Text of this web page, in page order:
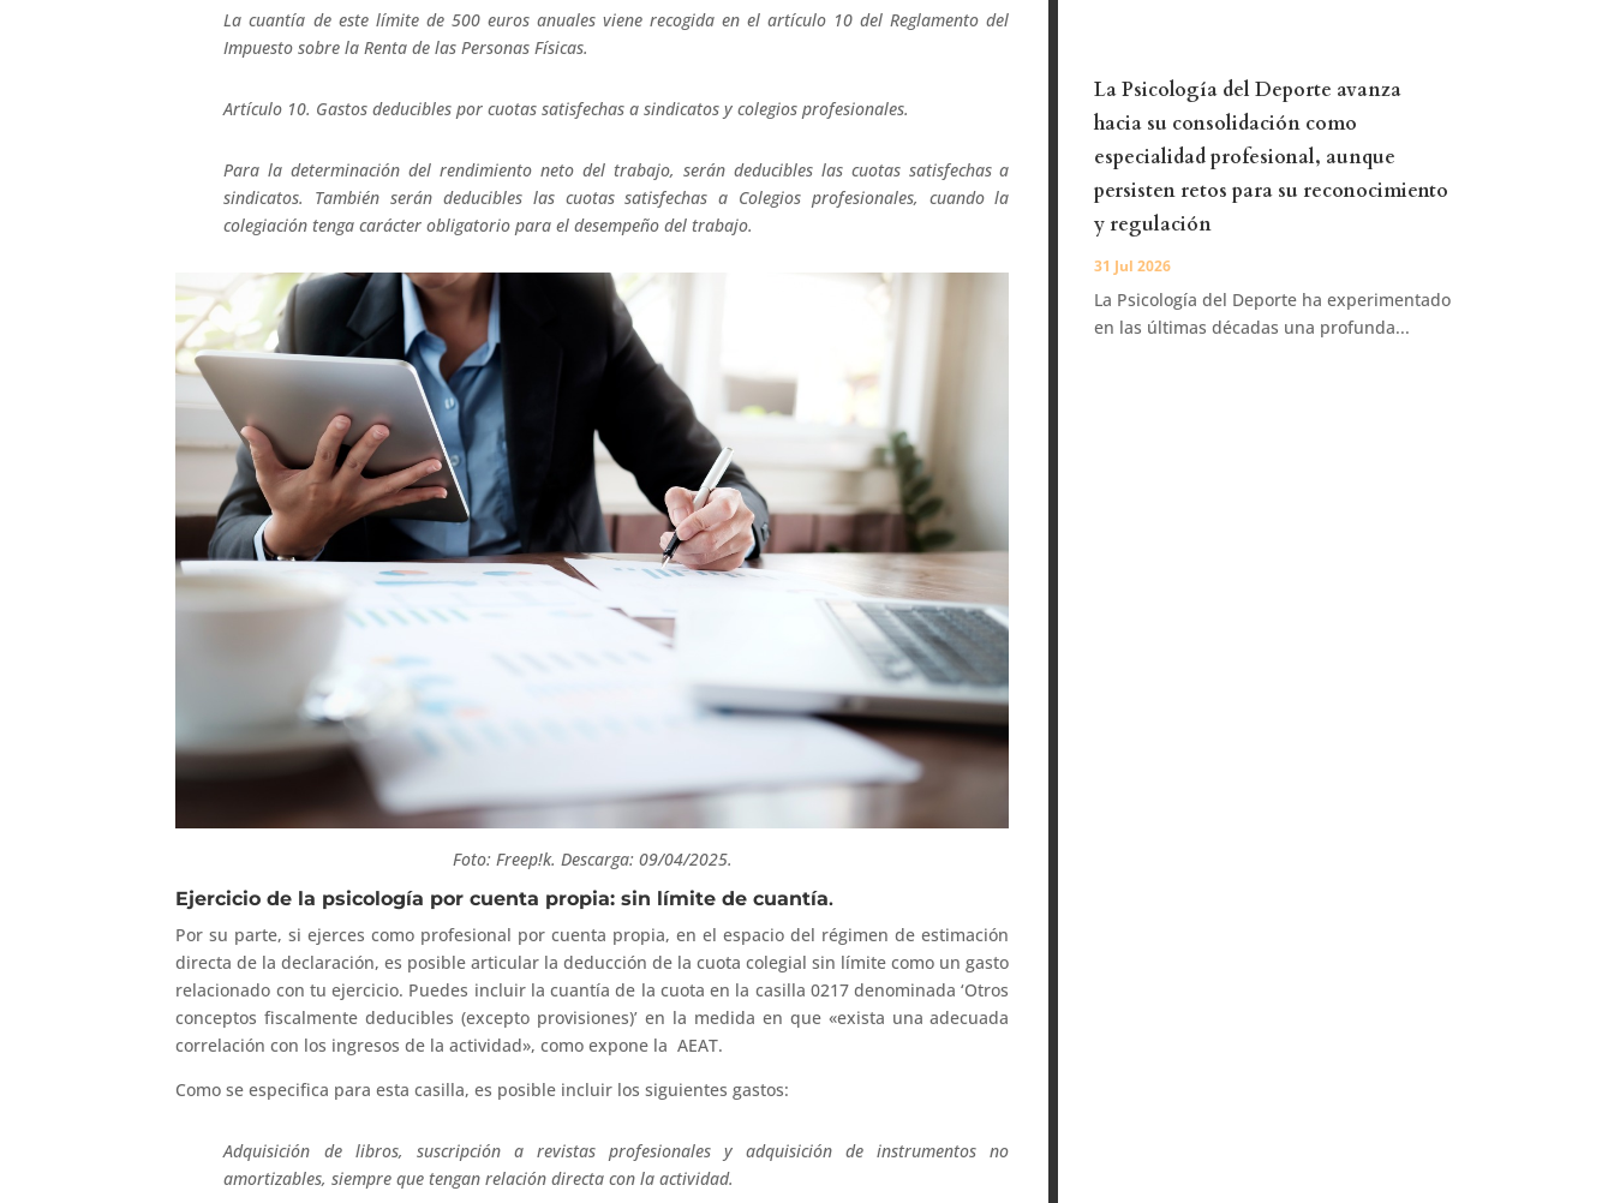
La cuantía de este límite de 500 euros anuales viene recogida en el artículo 10 del Reglamento del
Impuesto sobre la Renta de las Personas Físicas.
Artículo 10. Gastos deducibles por cuotas satisfechas a sindicatos y colegios profesionales.
Para la determinación del rendimiento neto del trabajo, serán deducibles las cuotas satisfechas a
sindicatos. También serán deducibles las cuotas satisfechas a Colegios profesionales, cuando la
colegiación tenga carácter obligatorio para el desempeño del trabajo.
Foto: Freep!k. Descarga: 09/04/2025.
Ejercicio de la psicología por cuenta propia: sin límite de cuantía.
Por su parte, si ejerces como profesional por cuenta propia, en el espacio del régimen de estimación
directa de la declaración, es posible articular la deducción de la cuota colegial sin límite como un gasto
relacionado con tu ejercicio. Puedes incluir la cuantía de la cuota en la casilla 0217 denominada ‘Otros
conceptos fiscalmente deducibles (excepto provisiones)’ en la medida en que «exista una adecuada
correlación con los ingresos de la actividad», como expone la AEAT.
Como se especifica para esta casilla, es posible incluir los siguientes gastos:
Adquisición de libros, suscripción a revistas profesionales y adquisición de instrumentos no
amortizables, siempre que tengan relación directa con la actividad.
La Psicología del Deporte avanza
hacia su consolidación como
especialidad profesional, aunque
persisten retos para su reconocimiento
y regulación
31 Jul 2026
La Psicología del Deporte ha experimentado
en las últimas décadas una profunda...